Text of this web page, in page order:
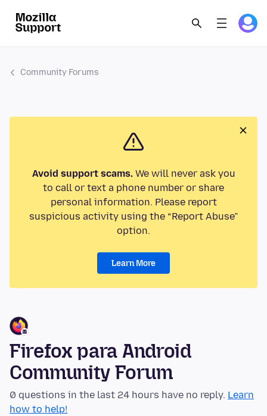
Community Forums
Avoid support scams.We will never ask you
to call or text a phone number or share
personal information. Please report
suspicious activity using the “Report Abuse”
option.
Learn More
Firefox para Android
Community Forum
0 questions in the last 24 hours have no reply. Learn
how to help!